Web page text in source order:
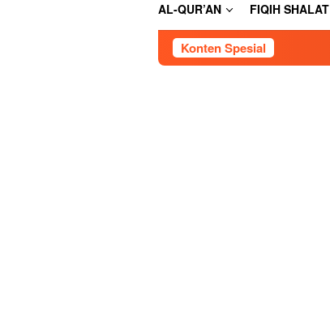
AL-QUR’AN FIQIH SHALAT
Konten Spesial